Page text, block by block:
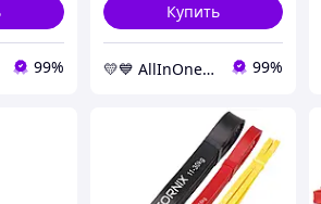
99%
Купить
💛💙 AllInOne - находи все необходимое в одном магазине! 99%